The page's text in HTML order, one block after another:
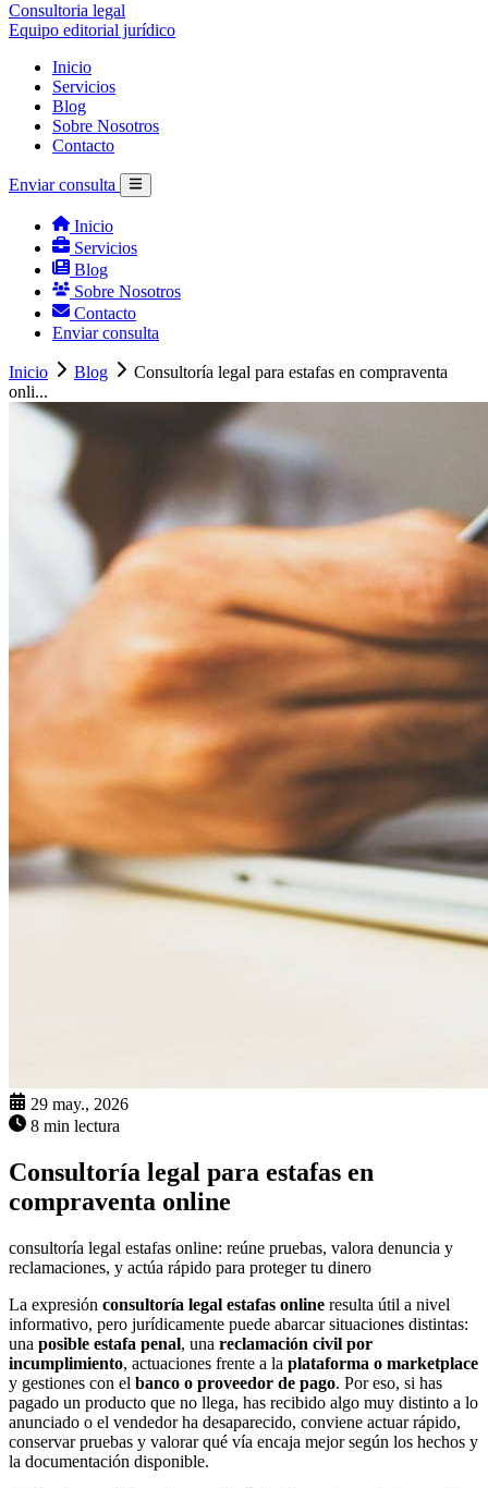
Consultoria legal
Equipo editorial jurídico
Inicio
Servicios
Blog
Sobre Nosotros
Contacto
Enviar consulta
Inicio
Servicios
Blog
Sobre Nosotros
Contacto
Enviar consulta
Inicio Blog
Consultoría legal para estafas en compraventa
onli...
29 may., 2026
8 min lectura
Consultoría legal para estafas en
compraventa online
consultoría legal estafas online: reúne pruebas, valora denuncia y
reclamaciones, y actúa rápido para proteger tu dinero
La expresión consultoría legal estafas online resulta útil a nivel
informativo, pero jurídicamente puede abarcar situaciones distintas:
una posible estafa penal, una reclamación civil por
incumplimiento, actuaciones frente a la plataforma o marketplace
y gestiones con el banco o proveedor de pago. Por eso, si has
pagado un producto que no llega, has recibido algo muy distinto a lo
anunciado o el vendedor ha desaparecido, conviene actuar rápido,
conservar pruebas y valorar qué vía encaja mejor según los hechos y
la documentación disponible.